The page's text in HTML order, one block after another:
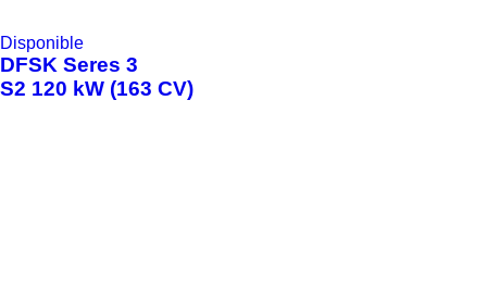
Disponible
DFSK Seres 3
S2 120 kW (163 CV)